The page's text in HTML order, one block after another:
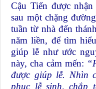
Cậu Tiến được
sau một chặng
tuần từ nhà đến
năm liền, để tìm
giúp lễ như ước
này, cha cảm mến:
được giúp lễ. Nhìn
phục lễ sinh, chắp